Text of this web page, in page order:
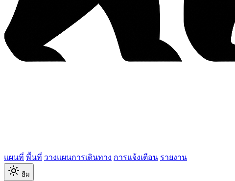
แผนที่ พื้นที่ วางแผนการเดินทาง การแจ้งเตือน รายงาน
ธีม